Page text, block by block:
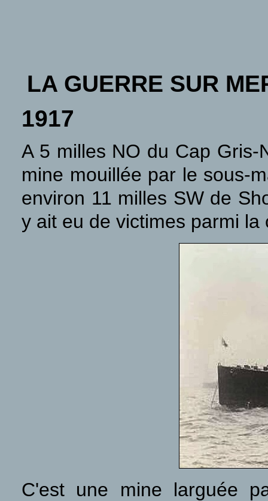
LA GUERRE SUR
1917
A5 milles NO du Cap Gris-
mine mouillée par le sous-
environ 11 milles SW de
y ait eu de victimes parmi
C'est une mine larguée